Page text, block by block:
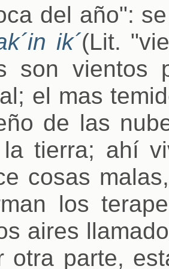
del año":
ik´(Lit.
son vientos
el mas
de las
tierra; ahí
cosas
los
aires
otra parte,